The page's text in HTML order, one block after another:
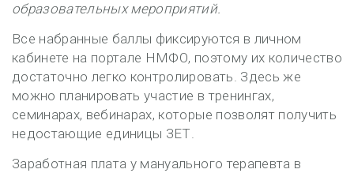
образовательных мероприятий.
Все набранные баллы фиксируются в личном
кабинете на портале НМФО, поэтому их количество
достаточно легко контролировать. Здесь же
можно планировать участие в тренингах,
семинарах, вебинарах, которые позволят получить
недостающие единицы ЗЕТ.
Заработная плата у мануального терапевта в